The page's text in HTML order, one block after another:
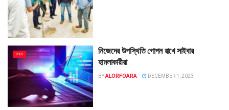
তথ্য
নিজেদের উপস্থিতি গোপন রাখে সাইবার
হামলাকারীরা
BYALORFOARA DECEMBER 1, 2023